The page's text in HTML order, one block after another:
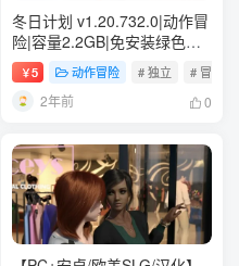
# 策略
冬日计划 v1.20.732.0|动作冒
险|容量2.2GB|免安装绿色中
文版
￥5 动作冒险 # 独立 # 冒险
2年前 0